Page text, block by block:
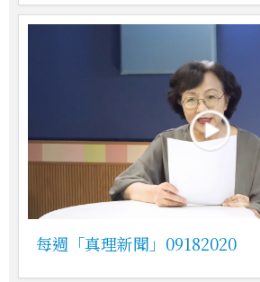
每週「真理新聞」09182020